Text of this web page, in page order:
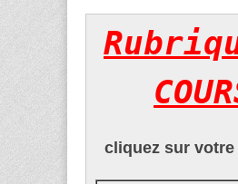
cliquez sur